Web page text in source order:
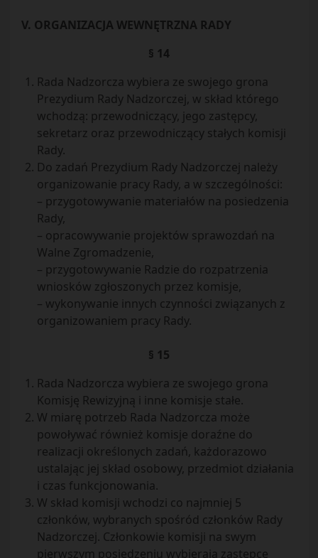
V. ORGANIZACJA WEWNĘTRZNA RADY
§ 14
Rada Nadzorcza wybiera ze swojego grona
Prezydium Rady Nadzorczej, w skład którego
wchodzą: przewodniczący, jego zastępcy,
sekretarz oraz przewodniczący stałych komisji
Rady.
Do zadań Prezydium Rady Nadzorczej należy
organizowanie pracy Rady, a w szczególności:
– przygotowywanie materiałów na posiedzenia
Rady,
– opracowywanie projektów sprawozdań na
Walne Zgromadzenie,
– przygotowywanie Radzie do rozpatrzenia
wniosków zgłoszonych przez komisje,
– wykonywanie innych czynności związanych z
organizowaniem pracy Rady.
§ 15
Rada Nadzorcza wybiera ze swojego grona
Komisję Rewizyjną i inne komisje stałe.
W miarę potrzeb Rada Nadzorcza może
powoływać również komisje doraźne do
realizacji określonych zadań, każdorazowo
ustalając jej skład osobowy, przedmiot działania
i czas funkcjonowania.
W skład komisji wchodzi co najmniej 5
członków, wybranych spośród członków Rady
Nadzorczej. Członkowie komisji na swym
pierwszym posiedzeniu wybierają zastępcę